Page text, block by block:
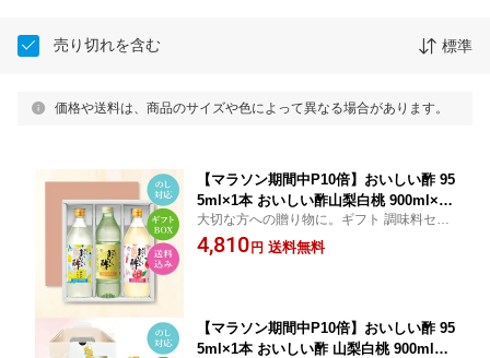
売り切れを含む 標準
価格や送料は、商品のサイズや色によって異なる場合があります。
【マラソン期間中P10倍】おいしい酢 95
5ml×1本 おいしい酢山梨白桃 900ml×1
本 おいしい酢瀬戸内レモン 900ml×1本
計3本 日本自然発酵 ギフトセットギフト
大切な方への贈り物に。ギフト 調味料セッ
ト 箱入り のし対応 母の日 父の日 お中元 粗
品 御中元おいしいお酢 美味しい酢 手土産
4,810円 送料無料
【マラソン期間中P10倍】おいしい酢 95
5ml×1本 おいしい酢 山梨白桃 900ml×1